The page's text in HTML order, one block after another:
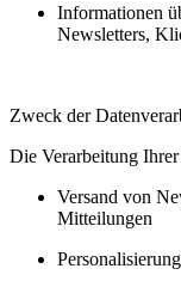
Informationen
Newsletters,
Zweck der
Die Verarbeitung
Versand von
Mitteilungen